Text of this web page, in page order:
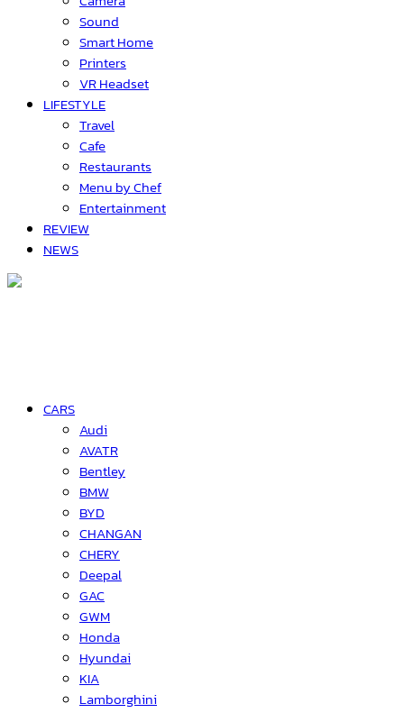
Sound
Smart Home
Printers
VR Headset
LIFESTYLE
Travel
Cafe
Restaurants
Menu by Chef
Entertainment
REVIEW
NEWS
CARS
Audi
AVATR
Bentley
BMW
BYD
CHANGAN
CHERY
Deepal
GAC
GWM
Honda
Hyundai
KIA
Lamborghini